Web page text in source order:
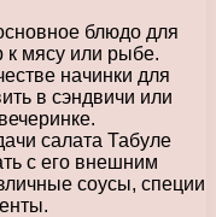
блюдо для
к мясу или рыбе.
начинки для
в сэндвичи или
салата Табуле
с его внешним
соусы, специи